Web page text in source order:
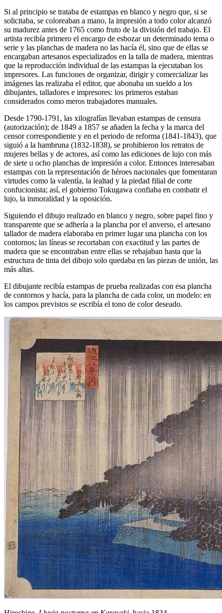
Si al principio se trataba de estampas en blanco y negro que, si se
solicitaba, se coloreaban a mano, la impresión a todo color alcanzó
su madurez antes de 1765 como fruto de la división del trabajo. El
artista recibía primero el encargo de esbozar un determinado tema o
serie y las planchas de madera no las hacía él, sino que de ellas se
encargaban artesanos especializados en la talla de madera, mientras
que la reproducción individual de las estampas la ejecutaban los
impresores. Las funciones de organizar, dirigir y comercializar las
imágenes las realizaba el editor, que abonaba un sueldo a los
dibujantes, talladores e impresores: los primeros estaban
considerados como meros trabajadores manuales.
Desde 1790-1791, las xilografías llevaban estampas de censura
(autorización); de 1849 a 1857 se añaden la fecha y la marca del
censor correspondiente y en el periodo de reforma (1841-1843), que
siguió a la hambruna (1832-1838), se prohibieron los retratos de
mujeres bellas y de actores, así como las ediciones de lujo con más
de siete u ocho planchas de impresión a color. Entonces interesaban
estampas con la representación de héroes nacionales que fomentaran
virtudes como la valentía, la lealtad y la piedad filial de corte
confucionista; así, el gobierno Tokugawa confiaba en combatir el
lujo, la inmoralidad y la oposición.
Siguiendo el dibujo realizado en blanco y negro, sobre papel fino y
transparente que se adhería a la plancha por el anverso, el artesano
tallador de madera elaboraba en primer lugar una plancha con los
contornos; las líneas se recortaban con exactitud y las partes de
madera que se encontraban entre ellas se rebajaban hasta que la
estructura de tinta del dibujo solo quedaba en las piezas de unión, las
más altas.
El dibujante recibía estampas de prueba realizadas con esa plancha
de contornos y hacía, para la plancha de cada color, un modelo: en
los campos previstos se escribía el tono de color deseado.